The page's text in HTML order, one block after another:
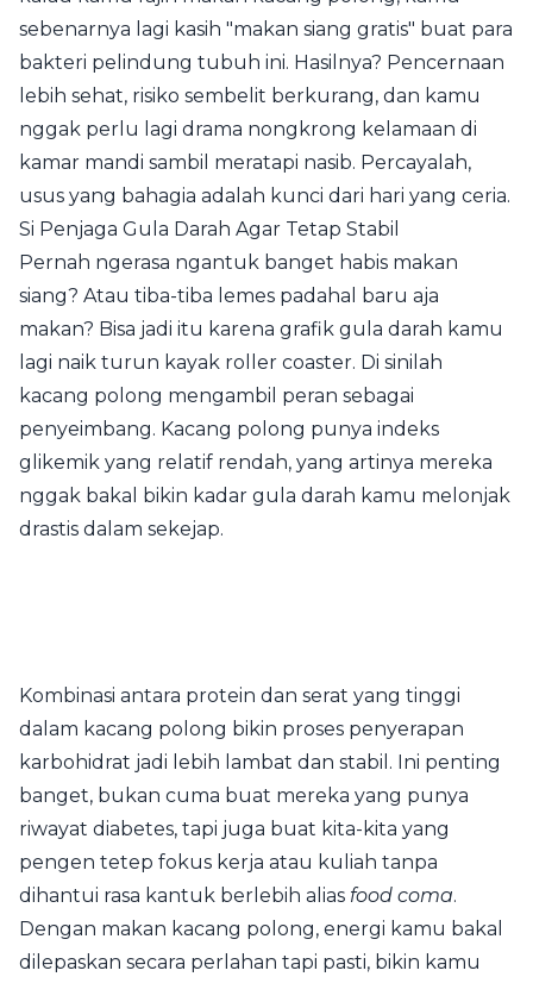
sebenarnya lagi kasih "makan siang gratis" buat para
bakteri pelindung tubuh ini. Hasilnya? Pencernaan
lebih sehat, risiko sembelit berkurang, dan kamu
nggak perlu lagi drama nongkrong kelamaan di
kamar mandi sambil meratapi nasib. Percayalah,
usus yang bahagia adalah kunci dari hari yang ceria.
Si Penjaga Gula Darah Agar Tetap Stabil
Pernah ngerasa ngantuk banget habis makan
siang? Atau tiba-tiba lemes padahal baru aja
makan? Bisa jadi itu karena grafik gula darah kamu
lagi naik turun kayak roller coaster. Di sinilah
kacang polong mengambil peran sebagai
penyeimbang. Kacang polong punya indeks
glikemik yang relatif rendah, yang artinya mereka
nggak bakal bikin kadar gula darah kamu melonjak
drastis dalam sekejap.
Kombinasi antara protein dan serat yang tinggi
dalam kacang polong bikin proses penyerapan
karbohidrat jadi lebih lambat dan stabil. Ini penting
banget, bukan cuma buat mereka yang punya
riwayat diabetes, tapi juga buat kita-kita yang
pengen tetep fokus kerja atau kuliah tanpa
dihantui rasa kantuk berlebih alias food coma.
Dengan makan kacang polong, energi kamu bakal
dilepaskan secara perlahan tapi pasti, bikin kamu